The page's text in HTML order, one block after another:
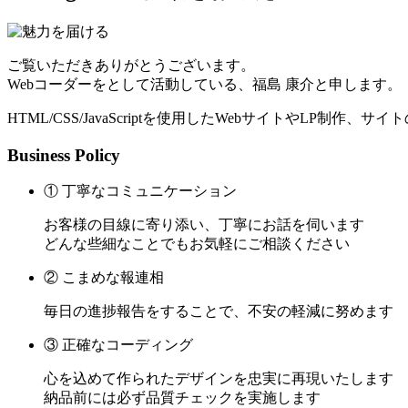
ご覧いただきありがとうございます。
Webコーダーをとして活動している、福島 康介と申します。
HTML/CSS/JavaScriptを使用したWebサイトやLP制作、サイ
Business Policy
① 丁寧なコミュニケーション
お客様の目線に寄り添い、丁寧にお話を伺います
どんな些細なことでもお気軽にご相談ください
② こまめな報連相
毎日の進捗報告をすることで、不安の軽減に努めます
③ 正確なコーディング
心を込めて作られたデザインを忠実に再現いたします
納品前には必ず品質チェックを実施します